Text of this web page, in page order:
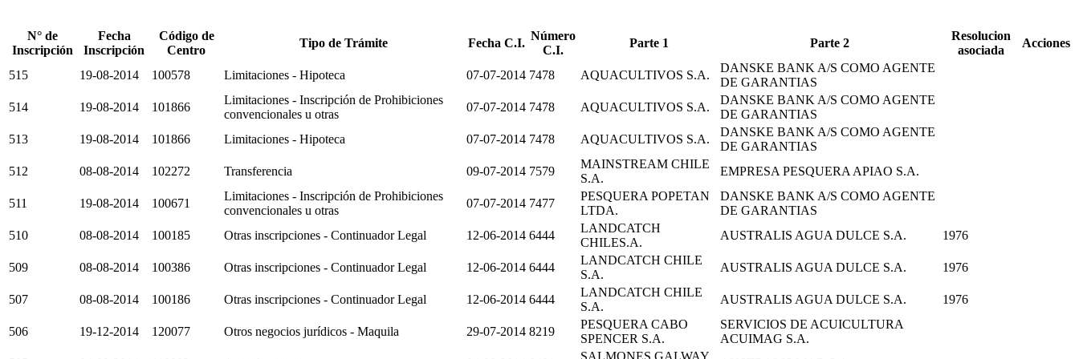
N° de
Inscripción
Fecha
Inscripción
Código de
Centro
Tipo de Trámite Fecha C.I.
Número
C.I.
Parte 1 Parte 2
Resolucion
asociada
Acciones
515 19-08-2014 100578 Limitaciones - Hipoteca 07-07-2014 7478 AQUACULTIVOS S.A.
DANSKE BANK A/S COMO AGENTE
DE GARANTIAS
514
19-08-2014 101866
Limitaciones - Inscripción de Prohibiciones
convencionales u otras
07-07-2014 7478 AQUACULTIVOS S.A.
DANSKE BANK A/S COMO AGENTE
DE GARANTIAS
513
19-08-2014 101866 Limitaciones - Hipoteca 07-07-2014 7478 AQUACULTIVOS S.A.
DANSKE BANK A/S COMO AGENTE
DE GARANTIAS
512
08-08-2014 102272 Transferencia 09-07-2014 7579
MAINSTREAM CHILE
S.A.
EMPRESA PESQUERA APIAO S.A.
511 19-08-2014 100671
Limitaciones - Inscripción de Prohibiciones
convencionales u otras
07-07-2014 7477
PESQUERA POPETAN
LTDA.
DANSKE BANK A/S COMO AGENTE
DE GARANTIAS
510
08-08-2014 100185 Otras inscripciones - Continuador Legal 12-06-2014 6444
LANDCATCH
CHILES.A.
AUSTRALIS AGUA DULCE S.A. 1976
509 08-08-2014 100386 Otras inscripciones - Continuador Legal 12-06-2014 6444
LANDCATCH CHILE
S.A.
AUSTRALIS AGUA DULCE S.A. 1976
507 08-08-2014 100186 Otras inscripciones - Continuador Legal 12-06-2014 6444
LANDCATCH CHILE
S.A.
AUSTRALIS AGUA DULCE S.A. 1976
506 19-12-2014 120077 Otros negocios jurídicos - Maquila 29-07-2014 8219
PESQUERA CABO
SPENCER S.A.
SERVICIOS DE ACUICULTURA
ACUIMAG S.A.
SALMONES GALWAY